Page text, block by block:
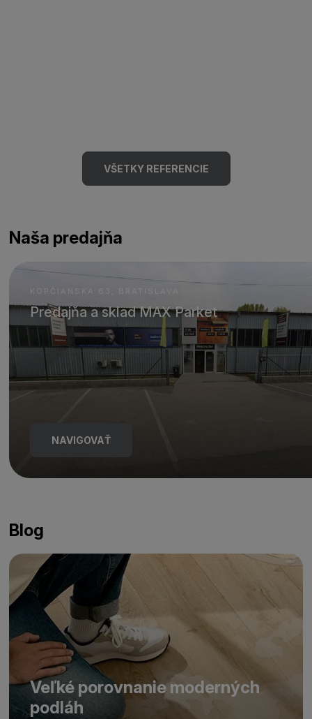
VŠETKY REFERENCIE
Naša predajňa
KOPČIANSKA 63, BRATISLAVA
Predajňa a sklad MAX Parket
NAVIGOVAŤ
Blog
Veľké porovnanie moderných
podláh